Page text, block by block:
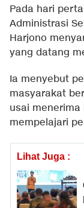
Pada hari
Administrasi
Harjono
yang datang
Ia menyebut
masyarakat
usai
mempelajari
Lihat Juga :